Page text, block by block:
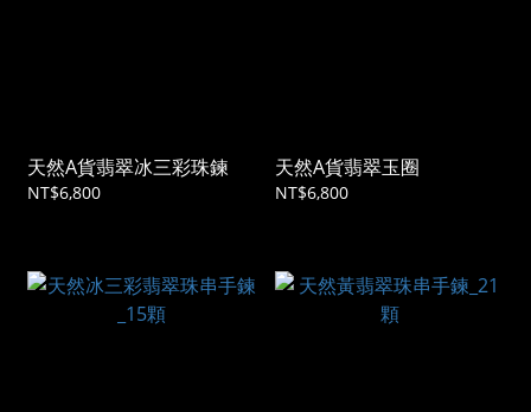
天然A貨翡翠冰三彩珠鍊
NT$6,800
天然A貨翡翠玉圈
NT$6,800